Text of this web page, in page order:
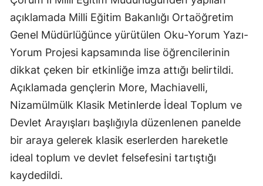
Çanakkale
Çankırı
Çorum
Denizli
Diyarbakır
Edirne
Elazığ
açıklamada Milli Eğitim Bakanlığı Ortaöğretim
Genel Müdürlüğünce yürütülen Oku-Yorum Yazı-
Yorum Projesi kapsamında lise öğrencilerinin
dikkat çeken bir etkinliğe imza attığı belirtildi.
Açıklamada gençlerin More, Machiavelli,
Nizamülmülk Klasik Metinlerde İdeal Toplum ve
Devlet Arayışları başlığıyla düzenlenen panelde
bir araya gelerek klasik eserlerden hareketle
ideal toplum ve devlet felsefesini tartıştığı
kaydedildi.